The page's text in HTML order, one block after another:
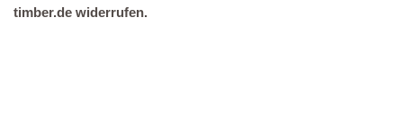
timber.de wider­ru­fen.